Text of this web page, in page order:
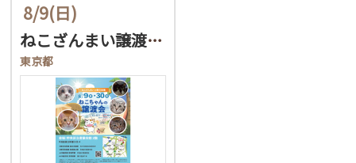
8/9(日)
ねこざんまい譲渡会@東日…
東京都